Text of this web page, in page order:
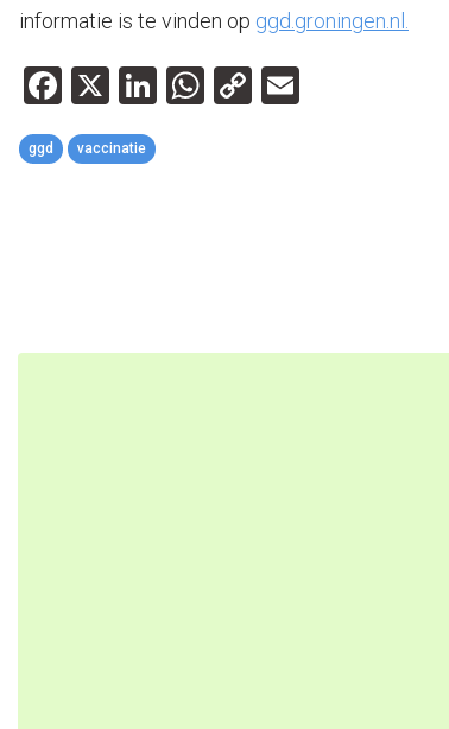
informatie is te vinden op ggd.groningen.nl.
Facebook
X LinkedIn
WhatsApp
Copy
ggd vaccinatie